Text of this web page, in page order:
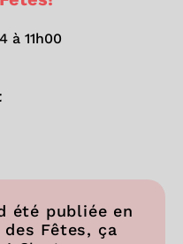
à 11h00
été publiée en
Fêtes, ça